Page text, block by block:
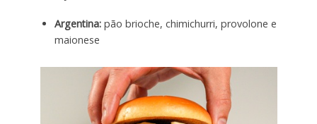
Argentina:pão brioche, chimichurri, provolone e
maionese